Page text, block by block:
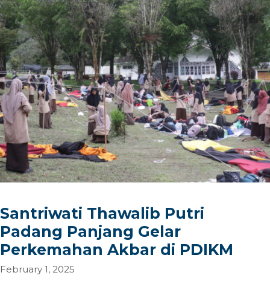
Santriwati Thawalib Putri
Padang Panjang Gelar
Perkemahan Akbar di PDIKM
February 1, 2025